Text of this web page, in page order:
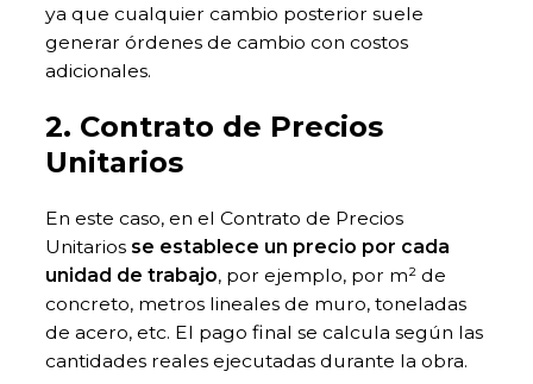
ya que cualquier cambio posterior suele
generar órdenes de cambio con costos
adicionales.
2. Contrato de Precios
Unitarios
En este caso, en el Contrato de Precios
Unitarios se establece un precio por cada
unidad de trabajo, por ejemplo, por m² de
concreto, metros lineales de muro, toneladas
de acero, etc. El pago final se calcula según las
cantidades reales ejecutadas durante la obra.